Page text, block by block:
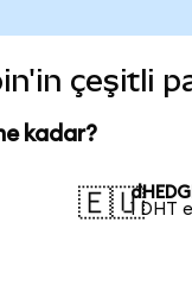
çeşitli
kadar?
🇪🇺1 DHT